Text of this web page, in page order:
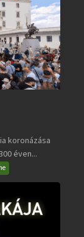
koronázása
éven...